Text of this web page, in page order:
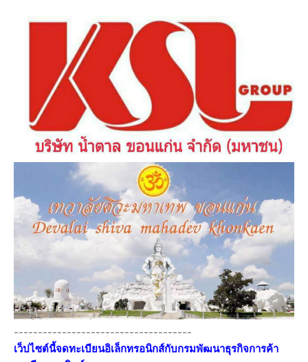
-------------------------------------
เว็ปไซต์นี้จดทะเบียนอิเล็กทรอนิกส์กับกรมพัฒนาธุรกิจการค้า